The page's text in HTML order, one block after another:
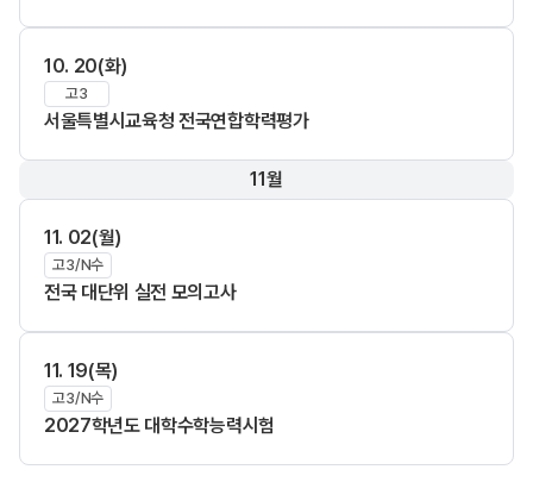
10. 20(화)
고3
서울특별시교육청 전국연합학력평가
11월
11. 02(월)
고3/N수
전국 대단위 실전 모의고사
11. 19(목)
고3/N수
2027학년도 대학수학능력시험